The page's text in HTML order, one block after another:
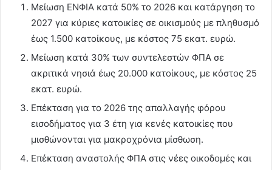
Μείωση ΕΝΦΙΑ κατά 50% το 2026 και κατάργηση το
2027 για κύριες κατοικίες σε οικισμούς με πληθυσμό
έως 1.500 κατοίκους, με κόστος 75 εκατ. ευρώ.
Μείωση κατά 30% των συντελεστών ΦΠΑ σε
ακριτικά νησιά έως 20.000 κατοίκους, με κόστος 25
εκατ. ευρώ.
Επέκταση για το 2026 της απαλλαγής φόρου
εισοδήματος για 3 έτη για κενές κατοικίες που
μισθώνονται για μακροχρόνια μίσθωση.
Επέκταση αναστολής ΦΠΑ στις νέες οικοδομές και